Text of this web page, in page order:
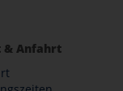
& Anfahrt